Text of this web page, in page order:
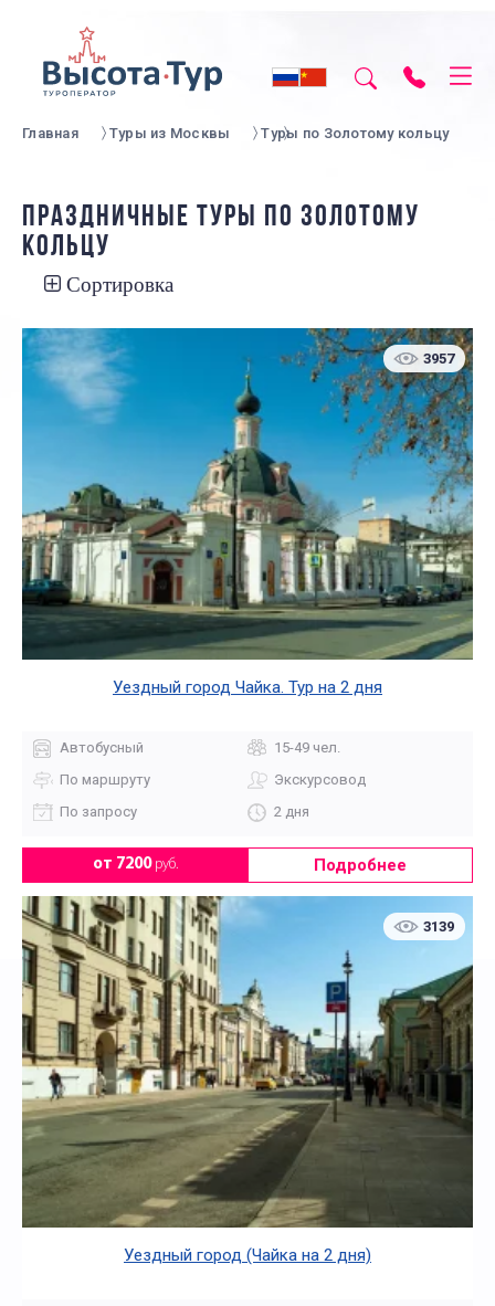
Главная Туры из Москвы Туры по Золотому кольцу
ПРАЗДНИЧНЫЕ ТУРЫ ПО ЗОЛОТОМУ
КОЛЬЦУ
Сортировка
3957
Уездный город Чайка. Тур на 2 дня
Автобусный
15-49 чел.
По маршруту
Экскурсовод
По запросу
2 дня
от 7200руб. Подробнее
3139
Уездный город (Чайка на 2 дня)